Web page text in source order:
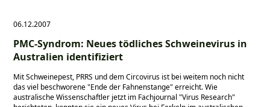
06.12.2007
PMC-Syndrom: Neues tödliches Schweinevirus in
Australien identifiziert
Mit Schweinepest, PRRS und dem Circovirus ist bei weitem noch nicht
das viel beschworene "Ende der Fahnenstange" erreicht. Wie
australische Wissenschaftler jetzt im Fachjournal "Virus Research"